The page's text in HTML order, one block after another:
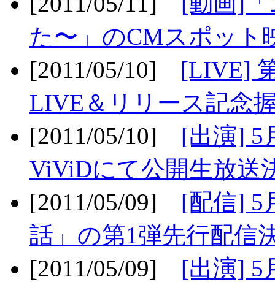
た〜」のCMスポット
[2011/05/10] [LIVE]
LIVE＆リリース記念
[2011/05/10] [出演] 5
ViViDにて公開生放送
[2011/05/09] [配信] 5
話」の第1弾先行配信
[2011/05/09] [出演] 5